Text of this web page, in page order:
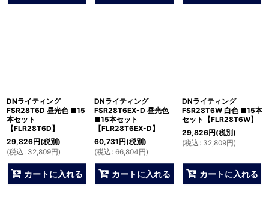
DNライティング
FSR28T6D 昼光色 ■15
本セット
【FLR28T6D】
29,826円(税別)
(税込 : 32,809円)
カートに入れる
DNライティング
FSR28T6EX-D 昼光色
■15本セット
【FLR28T6EX-D】
60,731円(税別)
(税込 : 66,804円)
カートに入れる
DNライティング
FSR28T6W 白色 ■15本
セット【FLR28T6W】
29,826円(税別)
(税込 : 32,809円)
カートに入れる